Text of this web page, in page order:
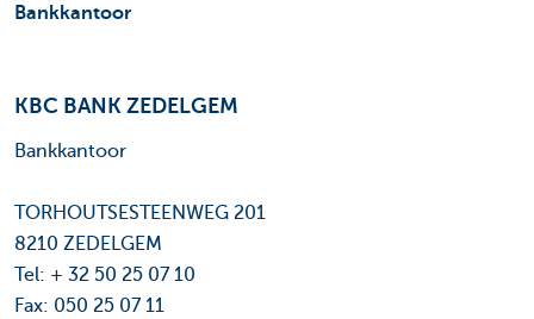
Bankkantoor
KBC BANK ZEDELGEM
Bankkantoor
TORHOUTSESTEENWEG 201
8210 ZEDELGEM
Tel: + 32 50 25 07 10
Fax: 050 25 07 11